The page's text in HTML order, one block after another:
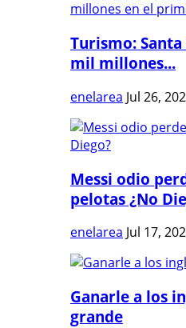
Turismo: Santa
mil millones...
enelarea Jul 26,
Messi odio
pelotas ¿No
enelarea Jul 17,
Ganarle a los
grande